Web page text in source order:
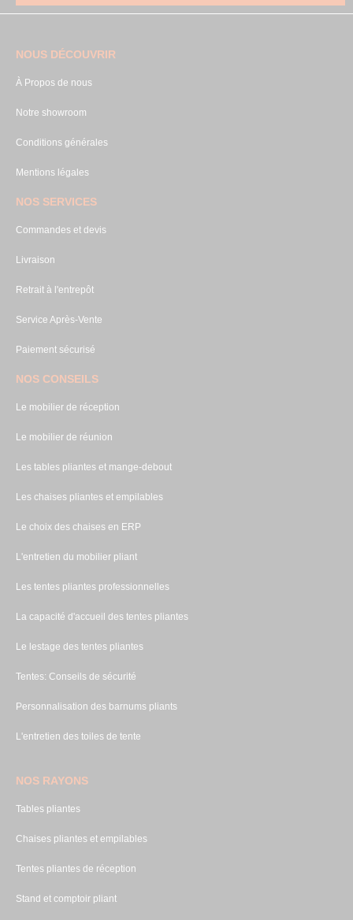
NOUS DÉCOUVRIR
À Propos de nous
Notre showroom
Conditions générales
Mentions légales
NOS SERVICES
Commandes et devis
Livraison
Retrait à l'entrepôt
Service Après-Vente
Paiement sécurisé
NOS CONSEILS
Le mobilier de réception
Le mobilier de réunion
Les tables pliantes et mange-debout
Les chaises pliantes et empilables
Le choix des chaises en ERP
L'entretien du mobilier pliant
Les tentes pliantes professionnelles
La capacité d'accueil des tentes pliantes
Le lestage des tentes pliantes
Tentes: Conseils de sécurité
Personnalisation des barnums pliants
L'entretien des toiles de tente
NOS RAYONS
Tables pliantes
Chaises pliantes et empilables
Tentes pliantes de réception
Stand et comptoir pliant